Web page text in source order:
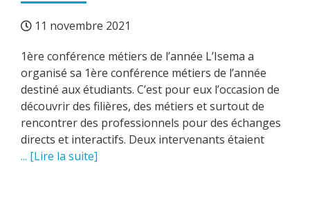
11 novembre 2021
1ère conférence métiers de l’année L’Isema a
organisé sa 1ère conférence métiers de l’année
destiné aux étudiants. C’est pour eux l’occasion de
découvrir des filières, des métiers et surtout de
rencontrer des professionnels pour des échanges
directs et interactifs. Deux intervenants étaient
... [Lire la suite]